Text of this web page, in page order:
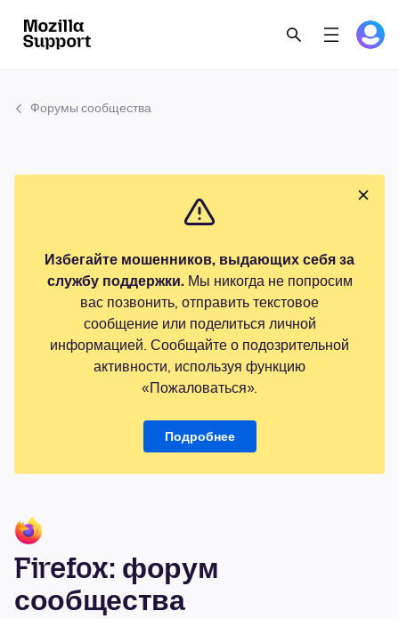
Форумы сообщества
Избегайте мошенников, выдающих себя за
службу поддержки.Мы никогда не попросим
вас позвонить, отправить текстовое
сообщение или поделиться личной
информацией. Сообщайте о подозрительной
активности, используя функцию
«Пожаловаться».
Подробнее
Firefox: форум
сообщества